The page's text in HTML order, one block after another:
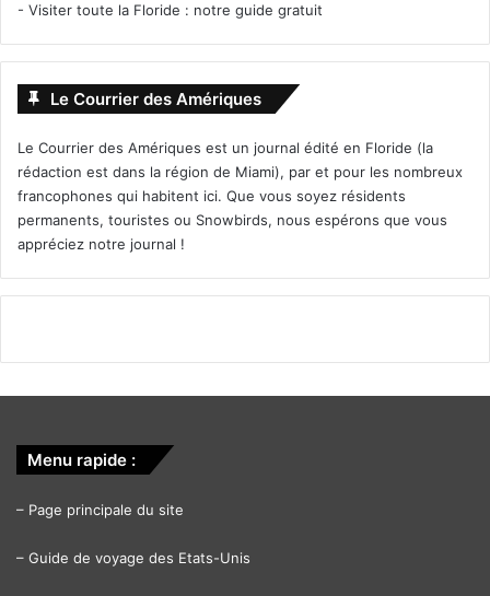
- Visiter toute la Floride : notre guide gratuit
Le Courrier des Amériques
Le Courrier des Amériques est un journal édité en Floride (la
rédaction est dans la région de Miami), par et pour les nombreux
francophones qui habitent ici. Que vous soyez résidents
permanents, touristes ou Snowbirds, nous espérons que vous
appréciez notre journal !
Menu rapide :
– Page principale du site
– Guide de voyage des Etats-Unis